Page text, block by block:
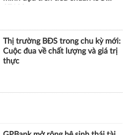
GPBank mở rộng hệ sinh thái tài
Cách Masan kiến tạo nội lực cho